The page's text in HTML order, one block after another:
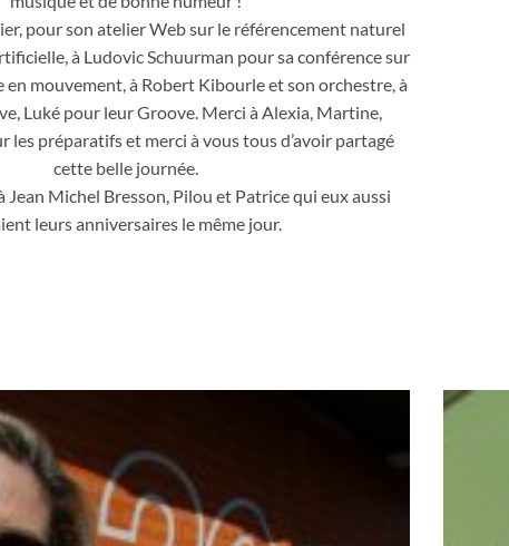
pour son atelier Web sur le référencement naturel
à Ludovic Schuurman pour sa conférence sur
en mouvement, à Robert Kibourle et son orchestre, à
Luké pour leur Groove. Merci à Alexia, Martine,
les préparatifs et merci à vous tous d’avoir partagé
cette belle journée.
Jean Michel Bresson, Pilou et Patrice qui eux aussi
leurs anniversaires le même jour.